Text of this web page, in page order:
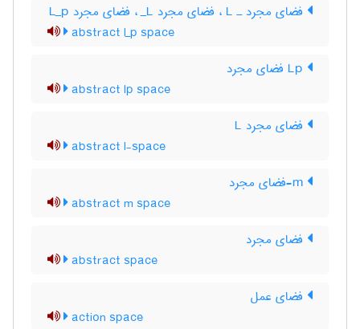
فضای مجرد ـ L‌ ، فضای مجرد L‌_ ، فضای مجرد L‌_‌p
abstract l_p space
abstract lp space
فضای مجرد L
abstract l-space
abstract m space
فضای مجرد
abstract space
فضای عمل
action space